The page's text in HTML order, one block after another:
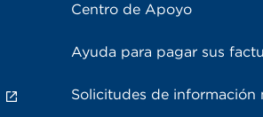
Centro de Apoyo
Ayuda para pagar sus
Solicitudes de información